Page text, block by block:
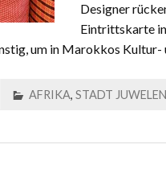
Designer
Eintrittskarte
um in Marokkos
AFRIKA,STADT